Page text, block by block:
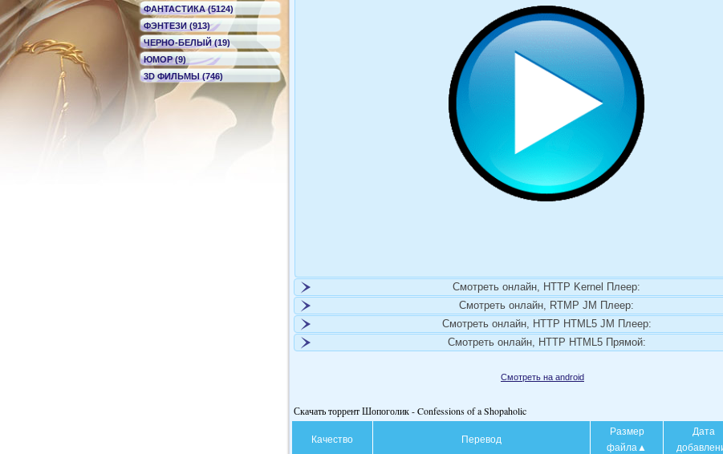
ФАНТАСТИКА (5124)
ФЭНТЕЗИ (913)
ЧЕРНО-БЕЛЫЙ (19)
ЮМОР (9)
3D ФИЛЬМЫ (746)
Смотреть онлайн, HTTP Kernel Плеер:
Смотреть онлайн, RTMP JM Плеер:
Смотреть онлайн, HTTP HTML5 JM Плеер:
Смотреть онлайн, HTTP HTML5 Прямой:
Смотреть на android
Скачать торрент Шопоголик - Confessions of a Shopaholic
Качество Перевод
Размер
файла
Дата